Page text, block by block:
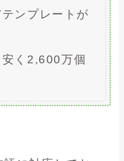
ンプレートが
く2,600万個